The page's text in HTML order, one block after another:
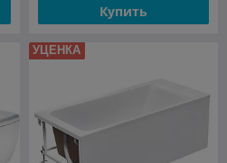
Купить
УЦЕНКА